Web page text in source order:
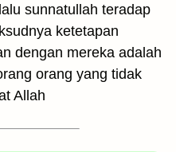
sunnatullah teradap
ketetapan
dengan mereka adalah
orang yang tidak
Allah